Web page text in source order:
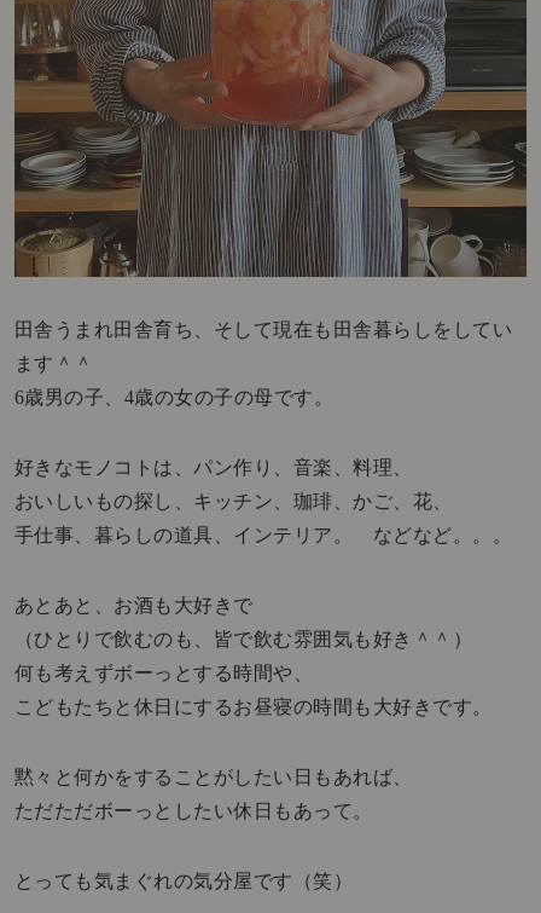
田舎うまれ田舎育ち、そして現在も田舎暮らしをしてい
ます＾＾
6歳男の子、4歳の女の子の母です。
好きなモノコトは、パン作り、音楽、料理、
おいしいもの探し、キッチン、珈琲、かご、花、
手仕事、暮らしの道具、インテリア。 などなど。。。
あとあと、お酒も大好きで
（ひとりで飲むのも、皆で飲む雰囲気も好き＾＾）
何も考えずボーっとする時間や、
こどもたちと休日にするお昼寝の時間も大好きです。
黙々と何かをすることがしたい日もあれば、
ただただボーっとしたい休日もあって。
とっても気まぐれの気分屋です（笑）